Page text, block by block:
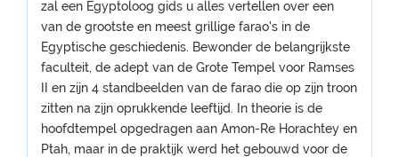
zal een Egyptoloog gids u alles vertellen over een
van de grootste en meest grillige farao's in de
Egyptische geschiedenis. Bewonder de belangrijkste
faculteit, de adept van de Grote Tempel voor Ramses
II en zijn 4 standbeelden van de farao die op zijn troon
zitten na zijn oprukkende leeftijd. In theorie is de
hoofdtempel opgedragen aan Amon-Re Horachtey en
Ptah, maar in de praktijk werd het gebouwd voor de